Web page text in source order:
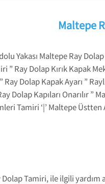
Maltepe
Yakası Maltepe Ray
” Ray Dolap Kırık Kapak
Dolap Kapak Ayarı ”
Dolap Kapıları Onarılır ”
Tamiri ‘|’ Maltepe
Dolap Tamiri, ile ilgili yardım